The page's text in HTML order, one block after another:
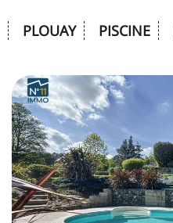
PISCINE
PLOUAY